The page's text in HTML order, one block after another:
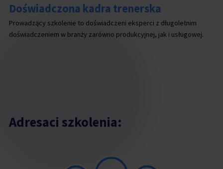
Doświadczona kadra trenerska
Prowadzący szkolenie to doświadczeni eksperci z długoletnim
doświadczeniem w branży zarówno produkcyjnej, jak i usługowej.
Adresaci szkolenia: